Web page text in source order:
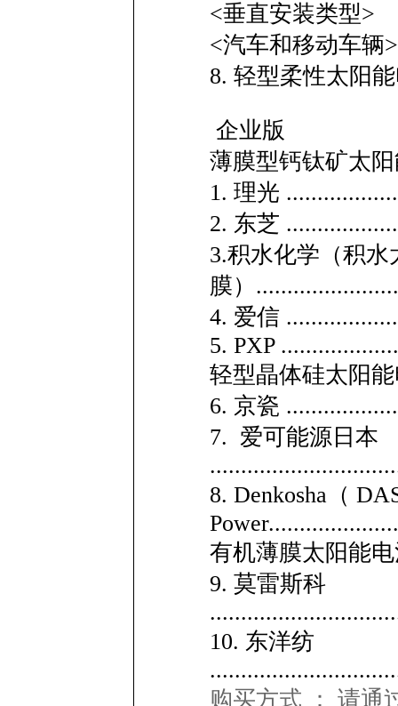
<垂直安装类型>
<汽车和移动车辆>
8. 轻型柔性太阳
企业版
薄膜型钙钛矿太
1. 理光
2. 东芝
3.积水化学（积水
膜）
4. 爱信
5. PXP
轻型晶体硅太阳
6. 京瓷
7. 爱可能源日本
8. Denkosha（
有机薄膜太阳能
9. 莫雷斯科
10. 东洋纺
购买方式 ： 请通